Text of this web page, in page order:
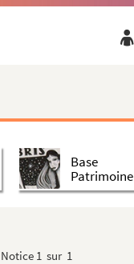
Base
Patrimoine
Notice 1 sur 1